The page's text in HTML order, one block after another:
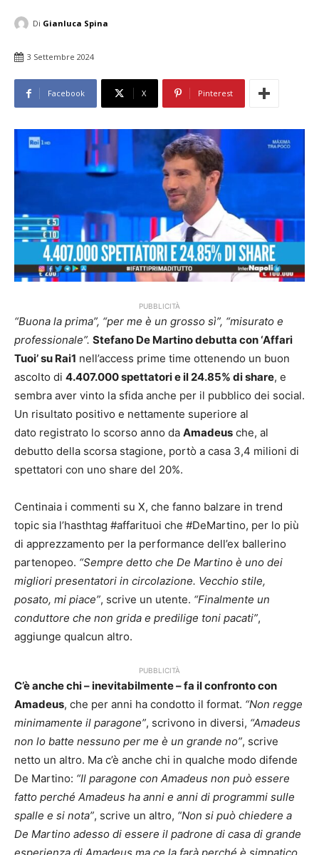
Di Gianluca Spina
3 Settembre 2024
Facebook X Pinterest
PUBBLICITÀ
“Buona la prima”, “per me è un grosso sì”, “misurato e
professionale”. Stefano De Martino debutta con ‘Affari
Tuoi’ su Rai1 nell’access prime time ottenendo un buon
ascolto di 4.407.000 spettatori e il 24.85% di share, e
sembra aver vinto la sfida anche per il pubblico dei social.
Un risultato positivo e nettamente superiore al
dato registrato lo scorso anno da Amadeus che, al
debutto della scorsa stagione, portò a casa 3,4 milioni di
spettatori con uno share del 20%.
Centinaia i commenti su X, che fanno balzare in trend
topic sia l’hasthtag #affarituoi che #DeMartino, per lo più
di apprezzamento per la performance dell’ex ballerino
partenopeo. “Sempre detto che De Martino è uno dei
migliori presentatori in circolazione. Vecchio stile,
posato, mi piace”, scrive un utente. “Finalmente un
conduttore che non grida e predilige toni pacati”,
aggiunge qualcun altro.
PUBBLICITÀ
C’è anche chi – inevitabilmente – fa il confronto con
Amadeus, che per anni ha condotto il format. “Non regge
minimamente il paragone”, scrivono in diversi, “Amadeus
non lo batte nessuno per me è un grande no”, scrive
netto un altro. Ma c’è anche chi in qualche modo difende
De Martino: “Il paragone con Amadeus non può essere
fatto perché Amadeus ha anni e anni di programmi sulle
spalle e si nota”, scrive un altro, “Non si può chiedere a
De Martino adesso di essere il padrone di casa di grande